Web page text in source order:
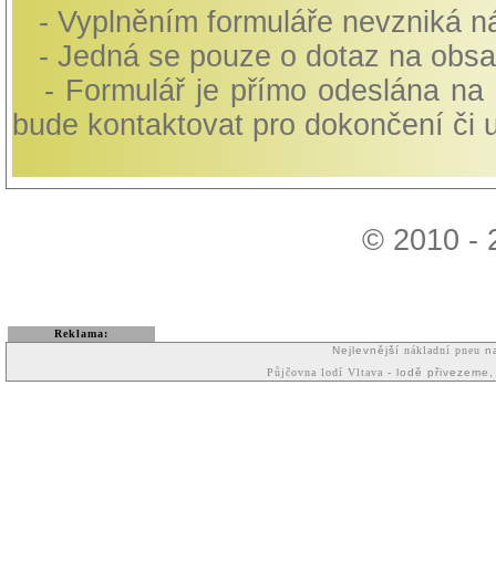
- Vyplněním formuláře nevzniká
- Jedná se pouze o dotaz na
- Formulář je přímo odeslána na
bude kontaktovat pro dokončení či
© 2010 -
Reklama:
Nejlevnější nákladní pneu
Půjčovna lodí Vltava - lodě